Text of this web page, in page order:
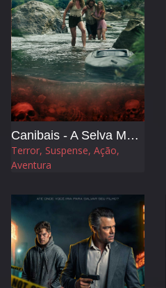
Canibais - A Selva Maldita
Terror, Suspense, Ação,
Aventura